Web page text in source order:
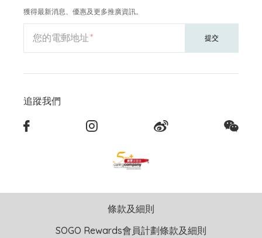
獲得最新消息、優惠及更多推廣資訊。
您的電郵地址 提交
追蹤我們
條款及細則
SOGO Rewards會員計劃條款及細則